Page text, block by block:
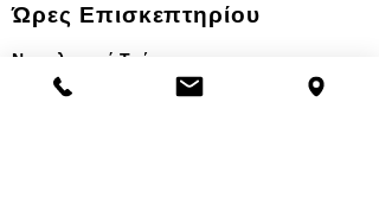
Ώρες Επισκεπτηρίου
Νοσηλευτικά Τμήματα
Χειμερινό ωράριο: 11.00-13.00
17.30-19.30